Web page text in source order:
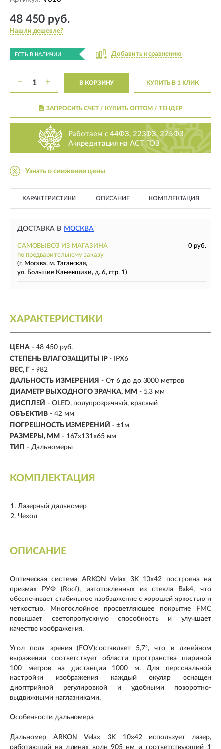
48 450 руб.
Нашли дешевле?
ЕСТЬ В НАЛИЧИИ Добавить к сравнению
− + В КОРЗИНУ КУПИТЬ В 1 КЛИК
ЗАПРОСИТЬ СЧЕТ / КУПИТЬ ОПТОМ/ ТЕНДЕР
Работаем с 44ФЗ, 223ФЗ, 275ФЗ
Аккредитация на АСТ ГОЗ
Узнать о снижении цены
ХАРАКТЕРИСТИКИ ОПИСАНИЕ КОМПЛЕКТАЦИЯ
ДОСТАВКА В МОСКВА
САМОВЫВОЗ ИЗ МАГАЗИНА
0 руб.
по предварительному заказу
(г. Москва, м. Таганская,
ул. Большие Каменщики, д. 6, стр. 1)
ХАРАКТЕРИСТИКИ
ЦЕНА - 48 450 руб.
CТЕПЕНЬ ВЛАГОЗАЩИТЫ IP - IPX6
ВЕС, Г - 982
ДАЛЬНОСТЬ ИЗМЕРЕНИЯ - От 6 до до 3000 метров
ДИАМЕТР ВЫХОДНОГО ЗРАЧКА, ММ - 5,3 мм
ДИСПЛЕЙ - OLED, полупрозрачный, красный
ОБЪЕКТИВ - 42 мм
ПОГРЕШНОСТЬ ИЗМЕРЕНИЙ - ±1м
РАЗМЕРЫ, ММ - 167х131х65 мм
ТИП - Дальномеры
КОМПЛЕКТАЦИЯ
Лазерный дальномер
Чехол
ОПИСАНИЕ
Оптическая система ARKON Velax 3K 10x42 построена на
призмах РУФ (Roof), изготовленных из стекла Bak4, что
обеспечивает стабильное изображение с хорошей яркостью и
четкостью. Многослойное просветляющее покрытие FMC
повышает светопропускную способность и улучшает
качество изображения.
Угол поля зрения (FOV)составляет 5,7°, что в линейном
выражении соответствует области пространства шириной
100 метров на дистанции 1000 м. Для персональной
настройки изображения каждый окуляр оснащен
диоптрийной регулировкой и удобными поворотно-
выдвижными наглазниками.
Особенности дальномера
Дальномер ARKON Velax 3K 10x42 использует лазер,
работающий на длинах волн 905 нм и соответствующий 1